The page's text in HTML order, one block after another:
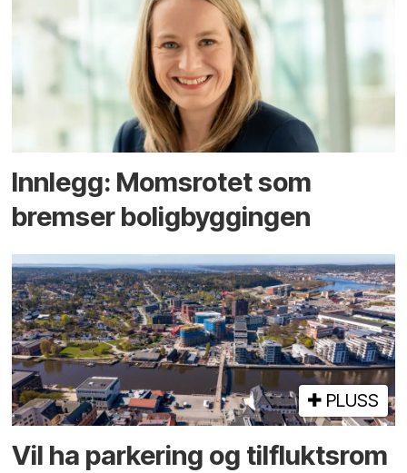
Innlegg: Moms­rotet som
bremser bolig­byggingen
PLUSS
Vil ha parkering og tilflukts­rom